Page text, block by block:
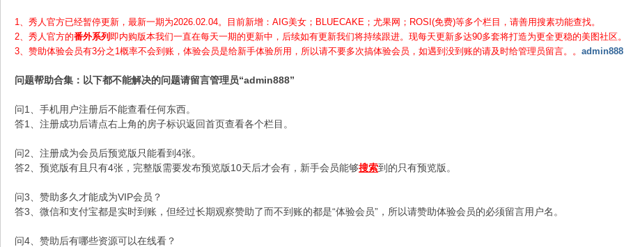
1、秀人官方已经暂停更新，最新一期为2026.02.04。目前新增：AIG美女；BLUECAKE；尤果网；ROSI(免费)等多个栏目，请善用搜素功能查找。
2、 秀人官方的番外系列 即内购版本我们一直在每天一期的更新中，后续如有更新我们将持续跟进。现每天更新多达90多套将打造为更全更稳的美图社区。
3、赞助体验会员有3分之1概率不会到账，体验会员是给新手体验所用，所以请不要多次搞体验会员，如遇到没到账的请及时给管理员留言。。 admin888
问题帮助合集 ：以下都不能解决的问题请留言管理员“admin888”
问1、手机用户注册后不能查看任何东西。
答1、注册成功后请点右上角的房子标识返回首页查看各个栏目。
问2、注册成为会员后预览版只能看到4张。
答2、预览版有且只有4张，完整版需要发布预览版10天后才会有，新手会员能够搜索到的只有预览版。
问3、赞助多久才能成为VIP会员？
答3、微信和支付宝都是实时到账，但经过长期观察赞助了而不到账的都是“体验会员”，所以请赞助体验会员的必须留言用户名。
问4、赞助后有哪些资源可以在线看？